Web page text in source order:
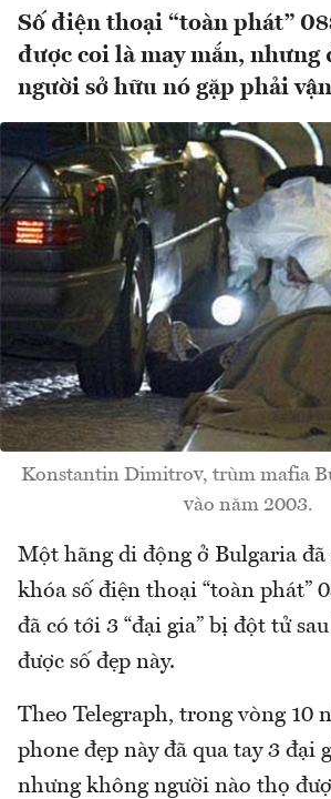
Số điện thoại “toàn phát”
được coi là may mắn, nhưng
người sở hữu nó gặp phải
Konstantin Dimitrov, trùm mafia
vào năm 2003.
Một hãng di động ở Bulgaria
khóa số điện thoại “toàn phát”
đã có tới 3 “đại gia” bị đột tử
được số đẹp này.
Theo Telegraph, trong vòng 10
phone đẹp này đã qua tay 3 đại
nhưng không người nào thọ